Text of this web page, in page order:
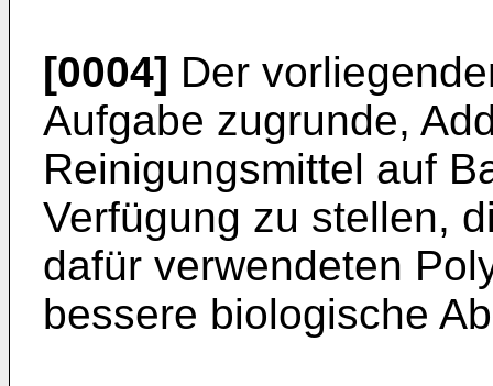
[0004] Der
Aufgabe zugrunde,
Reinigungsmittel auf
Verfügung zu stellen,
dafür verwendeten
bessere biologische